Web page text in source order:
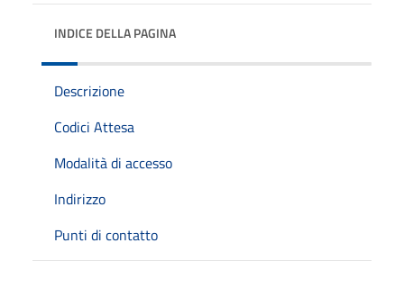
INDICE DELLA PAGINA
Descrizione
Codici Attesa
Modalità di accesso
Indirizzo
Punti di contatto